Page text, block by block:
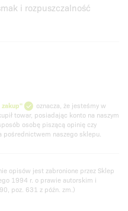
i rozpuszczalność
oznacza, że jesteśmy w
towar, posiadając konto na naszym
osobę piszącą opinię czy
pośrednictwem naszego sklepu.
opisów jest zabronione przez Sklep
1994 r. o prawie autorskim i
poz. 631 z późn. zm.)